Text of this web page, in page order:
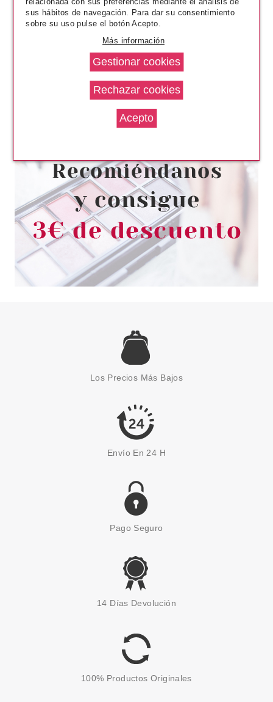
ESSENCE HARLEY QUINN
ILUMINADOR EN BARRA 28 G
-13% 6.05€
ESSENCE
ESSENCE FOUNDATION STICK
BASE DE MAQUILLAJE EN
STICK 100
5.16€
ESSENCE
WONDERLAND ILUMINADOR
3.65€
Los Precios Más Bajos
Envío En 24 H
Pago Seguro
14 Días Devolución
100% Productos Originales
sus hábitos de navegación. Para dar su consentimiento
sobre su uso pulse el botón Acepto.
Más información